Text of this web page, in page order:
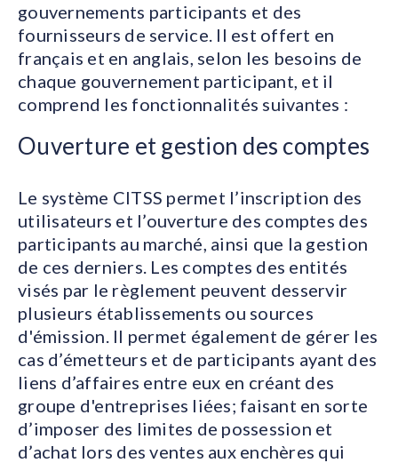
gouvernements participants et des
fournisseurs de service. Il est offert en
français et en anglais, selon les besoins de
chaque gouvernement participant, et il
comprend les fonctionnalités suivantes :
Ouverture et gestion des comptes
Le système CITSS permet l’inscription des
utilisateurs et l’ouverture des comptes des
participants au marché, ainsi que la gestion
de ces derniers. Les comptes des entités
visés par le règlement peuvent desservir
plusieurs établissements ou sources
d'émission. Il permet également de gérer les
cas d’émetteurs et de participants ayant des
liens d’affaires entre eux en créant des
groupe d'entreprises liées; faisant en sorte
d’imposer des limites de possession et
d’achat lors des ventes aux enchères qui